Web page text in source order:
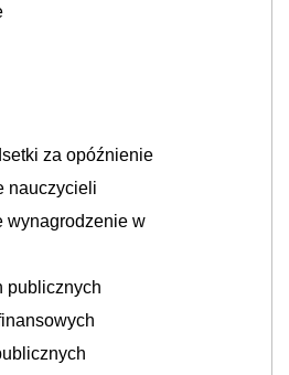
za opóźnienie
nauczycieli
wynagrodzenie w
publicznych